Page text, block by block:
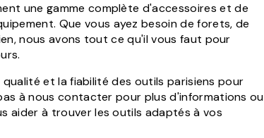
une gamme complète d'accessoires et de
Que vous ayez besoin de forets, de
nous avons tout ce qu'il vous faut pour
et la fiabilité des outils parisiens pour
à nous contacter pour plus d'informations ou
aider à trouver les outils adaptés à vos